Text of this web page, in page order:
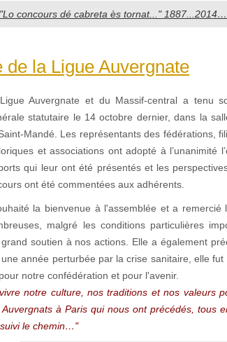
concours dé cabreta ès tornat..."
la Ligue Auvergnate
Auvergnate et du Massif-central a tenu
statutaire le 14 octobre dernier, dans la
Mandé. Les représentants des fédérations,
et associations ont adopté à l’unanimité
qui leur ont été présentés et les
ont été commentées aux adhérents.
la bienvenue à l'assemblée et a remercié
malgré les conditions particulières
soutien à nos actions. Elle a également
année perturbée par la crise sanitaire, elle fut
notre confédération et pour l'avenir.
notre culture, nos traditions et nos valeurs
à Paris qui nous ont précédés, tous
le chemin…"